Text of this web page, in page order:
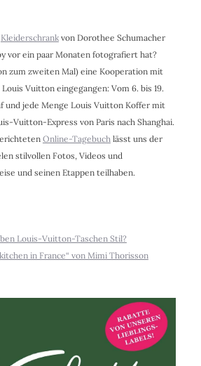
Kleiderschrankvon Dorothee Schumacher
vor ein paar Monaten fotografiert hat?
zum zweiten Mal) eine Kooperation mit
Vuitton eingegangen: Vom 6. bis 19.
und jede Menge Louis Vuitton Koffer mit
Vuitton-Express von Paris nach Shanghai.
Online-Tagebuch lässt uns der
stilvollen Fotos, Videos und
und seinen Etappen teilhaben.
Louis-Vuitton-Taschen Stil?
in France“ von Mimi Thorisson